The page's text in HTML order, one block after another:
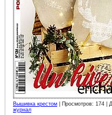
Вышивка крестом Просмотров: 174 |
журнал